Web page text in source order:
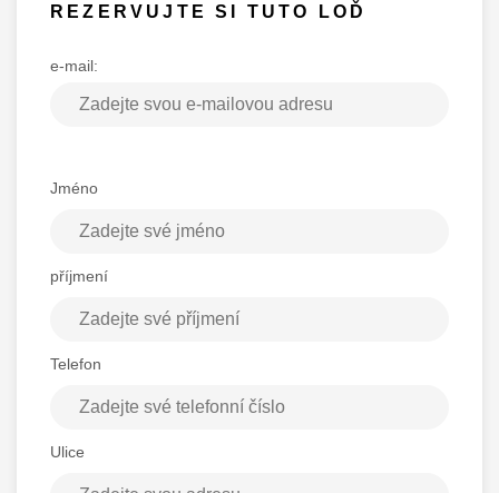
REZERVUJTE SI TUTO LOĎ
e-mail:
Jméno
příjmení
Telefon
Ulice